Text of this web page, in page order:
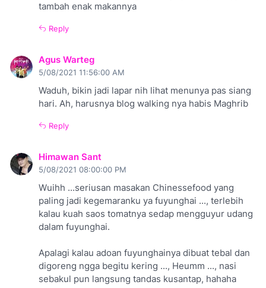
tambah enak makannya
Reply
Agus Warteg
5/08/2021 11:56:00 AM
Waduh, bikin jadi lapar nih lihat menunya pas siang
hari. Ah, harusnya blog walking nya habis Maghrib
Reply
Himawan Sant
5/08/2021 08:00:00 PM
Wuihh ...seriusan masakan Chinessefood yang
paling jadi kegemaranku ya fuyunghai ..., terlebih
kalau kuah saos tomatnya sedap mengguyur udang
dalam fuyunghai.
Apalagi kalau adoan fuyunghainya dibuat tebal dan
digoreng ngga begitu kering ..., Heumm ..., nasi
sebakul pun langsung tandas kusantap, hahaha